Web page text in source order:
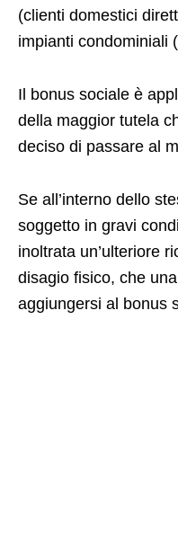
(clienti domestici
impianti condominiali
Il bonus sociale è
della maggior tutela
deciso di passare al
Se all’interno dello
soggetto in gravi
inoltrata un’ulteriore
disagio fisico, che
aggiungersi al bonus